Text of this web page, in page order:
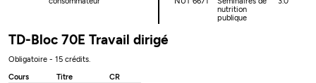
nutrition
publique
TD-Bloc 70E Travail dirigé
Obligatoire - 15 crédits.
Cours
Titre
CR